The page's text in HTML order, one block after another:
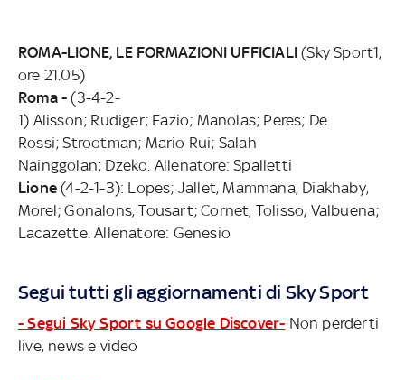
ROMA-LIONE, LE FORMAZIONI UFFICIALI (Sky Sport1,
ore 21.05)
Roma -(3-4-2-
1) Alisson; Rudiger; Fazio; Manolas; Peres; De
Rossi; Strootman; Mario Rui; Salah
Nainggolan; Dzeko. Allenatore: Spalletti
Lione (4-2-1-3): Lopes; Jallet, Mammana, Diakhaby,
Morel; Gonalons, Tousart; Cornet, Tolisso, Valbuena;
Lacazette. Allenatore: Genesio
Segui tutti gli aggiornamenti di Sky Sport
- Segui Sky Sport su Google Discover- Non perderti
live, news e video